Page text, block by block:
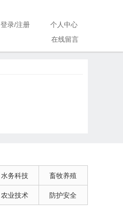
登录/注册
个人中心
在线留言
水务科技 畜牧养殖
农业技术 防护安全